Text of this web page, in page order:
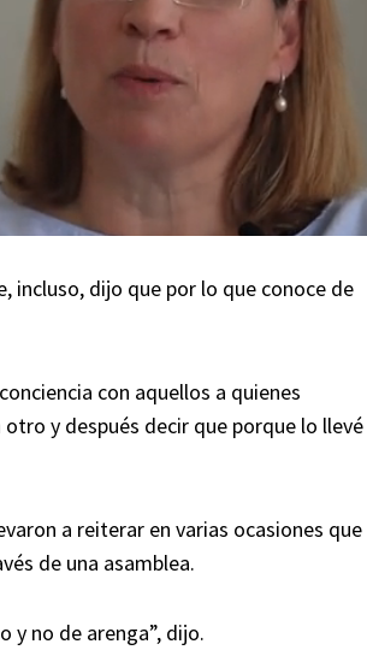
incluso, dijo que por lo que conoce de
con aquellos a quienes
y después decir que porque lo llevé
a reiterar en varias ocasiones que
de una asamblea.
y no de arenga”, dijo.